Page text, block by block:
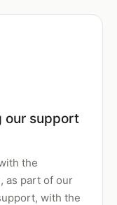
our support
the
as part of our
with the